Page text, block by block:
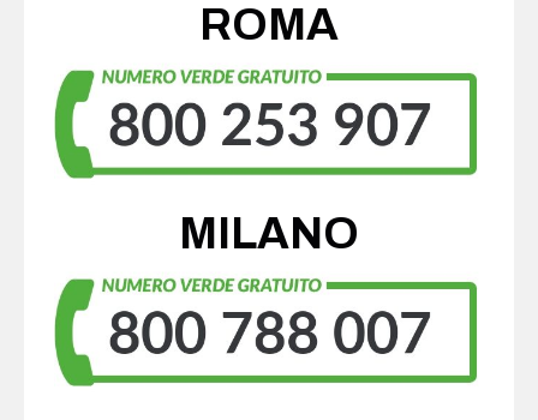
ROMA
MILANO